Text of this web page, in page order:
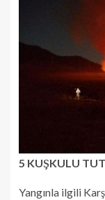
5 KUŞKULU
Yangınla ilgili